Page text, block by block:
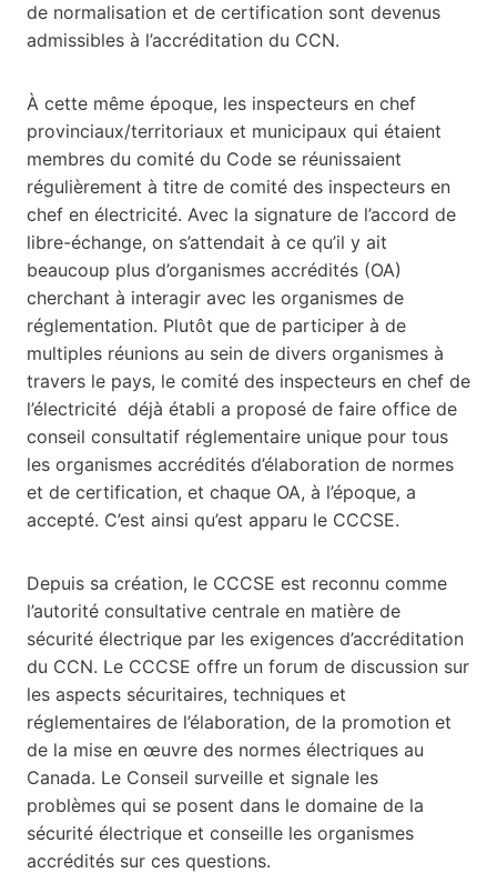
de normalisation et de certification sont devenus
admissibles à l’accréditation du CCN.
À cette même époque, les inspecteurs en chef
provinciaux/territoriaux et municipaux qui étaient
membres du comité du Code se réunissaient
régulièrement à titre de comité des inspecteurs en
chef en électricité. Avec la signature de l’accord de
libre-échange, on s’attendait à ce qu’il y ait
beaucoup plus d’organismes accrédités (OA)
cherchant à interagir avec les organismes de
réglementation. Plutôt que de participer à de
multiples réunions au sein de divers organismes à
travers le pays, le comité des inspecteurs en chef de
l’électricité déjà établi a proposé de faire office de
conseil consultatif réglementaire unique pour tous
les organismes accrédités d’élaboration de normes
et de certification, et chaque OA, à l’époque, a
accepté. C’est ainsi qu’est apparu le CCCSE.
Depuis sa création, le CCCSE est reconnu comme
l’autorité consultative centrale en matière de
sécurité électrique par les exigences d’accréditation
du CCN. Le CCCSE offre un forum de discussion sur
les aspects sécuritaires, techniques et
réglementaires de l’élaboration, de la promotion et
de la mise en œuvre des normes électriques au
Canada. Le Conseil surveille et signale les
problèmes qui se posent dans le domaine de la
sécurité électrique et conseille les organismes
accrédités sur ces questions.